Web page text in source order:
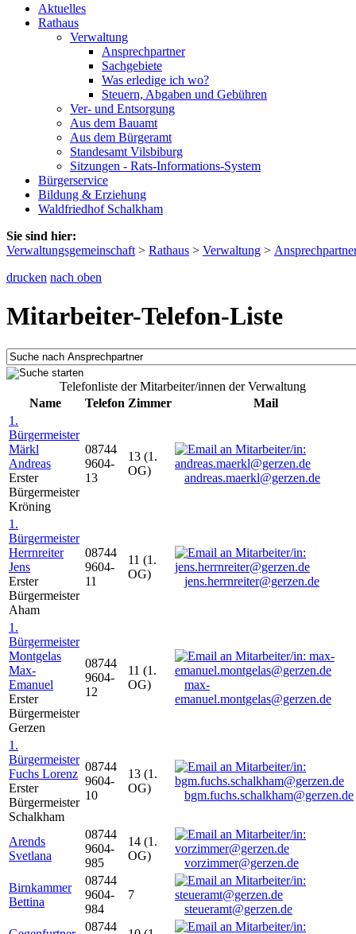
Aktuelles
Rathaus
Verwaltung
Ansprechpartner
Sachgebiete
Was erledige ich wo?
Steuern, Abgaben und Gebühren
Ver- und Entsorgung
Aus dem Bauamt
Aus dem Bürgeramt
Standesamt Vilsbiburg
Sitzungen - Rats-Informations-System
Bürgerservice
Bildung & Erziehung
Waldfriedhof Schalkham
Sie sind hier:
Verwaltungsgemeinschaft > Rathaus > Verwaltung >
drucken nach oben
Mitarbeiter-Telefon-Liste
Telefonliste der Mitarbeiter/innen der Verwaltung
Name
Telefon Zimmer
Mail
1.
Bürgermeister
Märkl
Andreas
Erster
Bürgermeister
Kröning
08744
9604-
13
13 (1.
OG)
andreas.maerkl@gerzen.de
1.
Bürgermeister
Herrnreiter
Jens
Erster
Bürgermeister
Aham
08744
9604-
11
11 (1.
OG)
jens.herrnreiter@gerzen.de
1.
Bürgermeister
Montgelas
Max-
Emanuel
Erster
Bürgermeister
Gerzen
08744
9604-
12
11 (1.
OG)
max-
emanuel.montgelas@gerzen.de
1.
Bürgermeister
Fuchs Lorenz
Erster
Bürgermeister
Schalkham
08744
9604-
10
13 (1.
OG)
bgm.fuchs.schalkham@gerzen.de
Arends
Svetlana
08744
9604-
985
14 (1.
OG)
vorzimmer@gerzen.de
Birnkammer
Bettina
08744
9604-
984
7
steueramt@gerzen.de
08744